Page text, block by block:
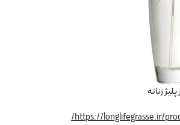
زنانه
https://longlifegrasse.ir/